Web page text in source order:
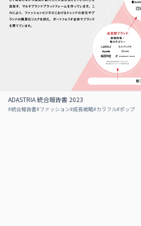
ADASTRIA 統合報告書 2023
#統合報告書#ファッション#成長戦略#カラフル#ポップ